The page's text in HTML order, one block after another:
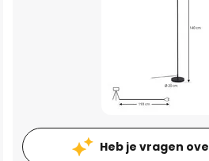
Heb je vragen